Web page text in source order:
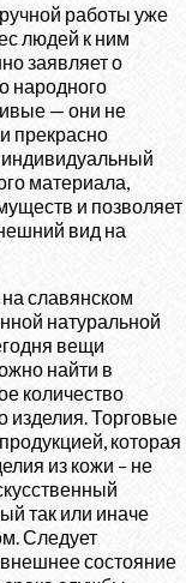
работы уже
людей к ним
заявляет о
народного
— они не
прекрасно
материала,
и позволяет
вид на
славянском
натуральной
вещи
найти в
количество
изделия. Торговые
которая
из кожи – не
так или иначе
Следует
внешнее состояние